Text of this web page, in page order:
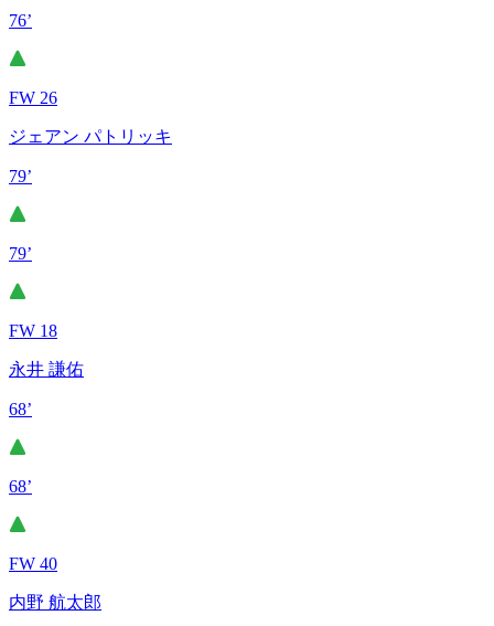
76’
FW 26
ジェアン パトリッキ
79’
79’
FW 18
永井 謙佑
68’
68’
FW 40
内野 航太郎